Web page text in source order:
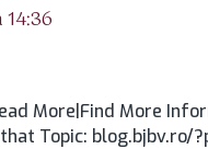
More|Find More
Topic: blog.bjbv.ro/